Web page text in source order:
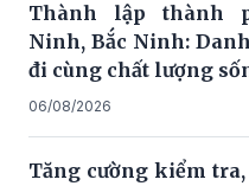
Thành lập thành
Ninh, Bắc Ninh:
đi cùng chất lượng
06/08/2026
Tăng cường kiểm tra,